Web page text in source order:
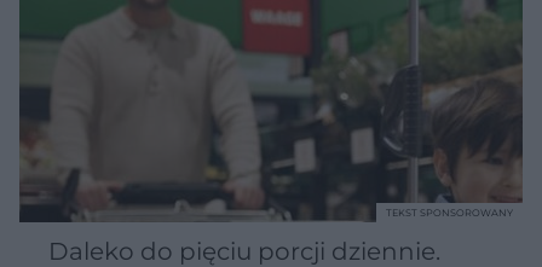
Daleko do pięciu porcji dziennie.
TEKST SPONSOROWANY